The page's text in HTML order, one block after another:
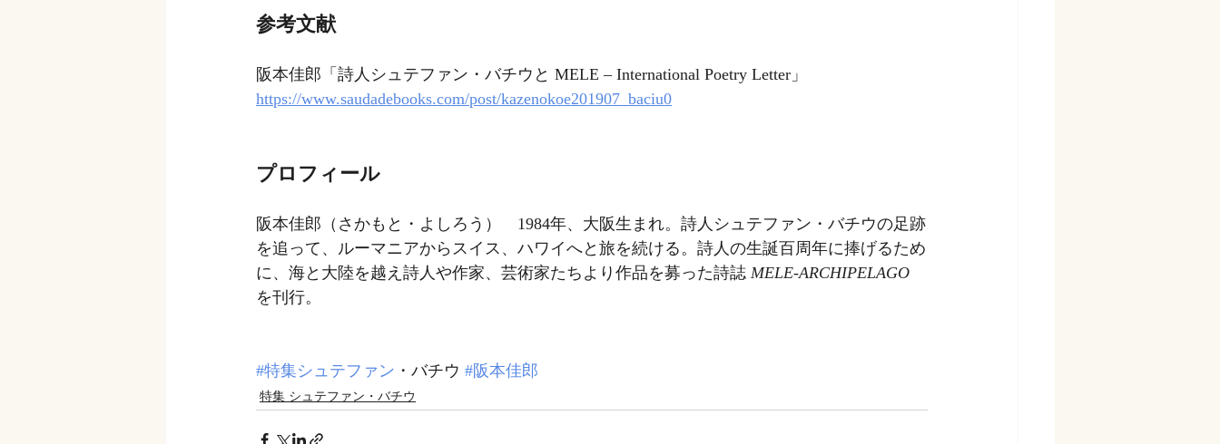
参考文献
阪本佳郎「詩人シュテファン・バチウと MELE – International Poetry Letter」
https://www.saudadebooks.com/post/kazenokoe201907_baciu0
プロフィール
阪本佳郎（さかもと・よしろう）　1984年、大阪生まれ。詩人シュテファン・バチウの足跡
を追って、ルーマニアからスイス、ハワイへと旅を続ける。詩人の生誕百周年に捧げるため
に、海と大陸を越え詩人や作家、芸術家たちより作品を募った詩誌 MELE-ARCHIPELAGO
を刊行。
#特集シュテファン ・バチウ #阪本佳郎
特集 シュテファン・バチウ